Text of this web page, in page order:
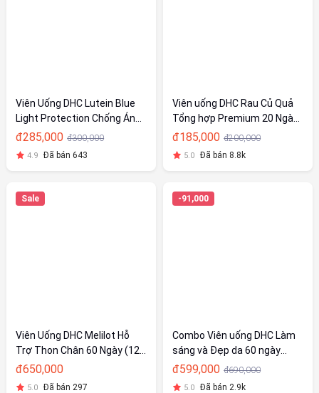
Viên Uống DHC Lutein Blue
Light Protection Chống Ánh
Sáng Xanh 20 Ngày
đ285,000 đ300,000
4.9 Đã bán 643
Viên uống DHC Rau Củ Quả
Tổng hợp Premium 20 Ngày
(80v/gói)
đ185,000 đ200,000
5.0 Đã bán 8.8k
Sale
Viên Uống DHC Melilot Hỗ
Trợ Thon Chân 60 Ngày (120
Viên)
đ650,000
5.0 Đã bán 297
-91,000
Combo Viên uống DHC Làm
sáng và Đẹp da 60 ngày
(Collagen & VitC)
đ599,000 đ690,000
5.0 Đã bán 2.9k